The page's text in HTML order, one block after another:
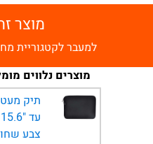
מוצר
למעבר לקטגוריית
מוצרים נלווים
תיק
צבע